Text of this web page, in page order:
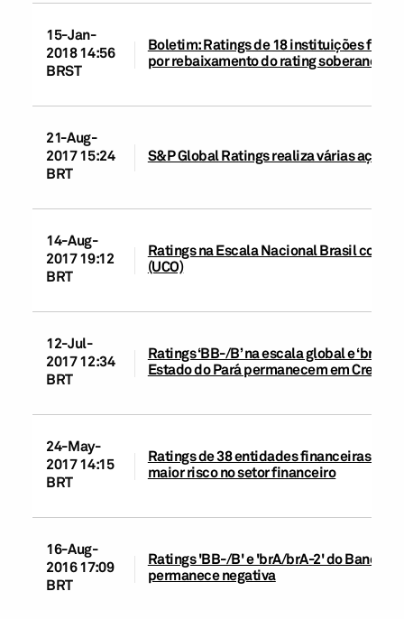
15-Jan-
2018 14:56
BRST
Boletim: Ratings de 18 instituições
por rebaixamento do rating soberano do
21-Aug-
2017 15:24
BRT
S&P Global Ratings realiza várias
14-Aug-
2017 19:12
BRT
Ratings na Escala Nacional Brasil
(UCO)
12-Jul-
2017 12:34
BRT
Ratings ‘BB-/B’ na escala global e ‘brA/
Estado do Pará permanecem em
24-May-
2017 14:15
BRT
Ratings de 38 entidades financeiras
maior risco no setor financeiro
16-Aug-
2016 17:09
BRT
Ratings 'BB-/B' e 'brA/brA-2' do Banco
permanece negativa